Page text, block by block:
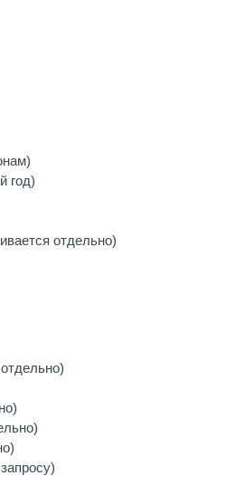
год)
отдельно)